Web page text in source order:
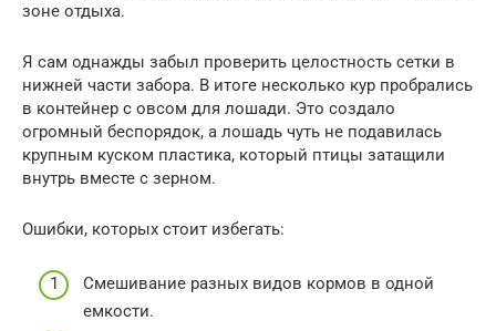
зоне отдыха.
Я сам однажды забыл проверить целостность сетки в
нижней части забора. В итоге несколько кур пробрались
в контейнер с овсом для лошади. Это создало
огромный беспорядок, а лошадь чуть не подавилась
крупным куском пластика, который птицы затащили
внутрь вместе с зерном.
Ошибки, которых стоит избегать:
Смешивание разных видов кормов в одной
емкости.